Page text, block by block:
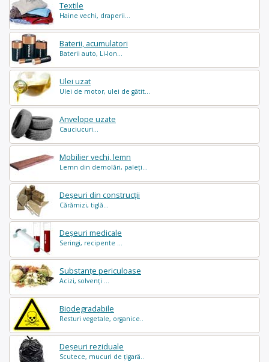
Textile
Haine vechi, draperii...
Baterii, acumulatori
Baterii auto, Li-Ion...
Ulei uzat
Ulei de motor, ulei de gătit...
Anvelope uzate
Cauciucuri...
Mobilier vechi, lemn
Lemn din demolări, paleți...
Deșeuri din construcții
Cărămizi, tiglă...
Deșeuri medicale
Seringi, recipente ...
Substanțe periculoase
Acizi, solvenți ...
Biodegradabile
Resturi vegetale, organice..
Deșeuri reziduale
Scutece, mucuri de țigară..